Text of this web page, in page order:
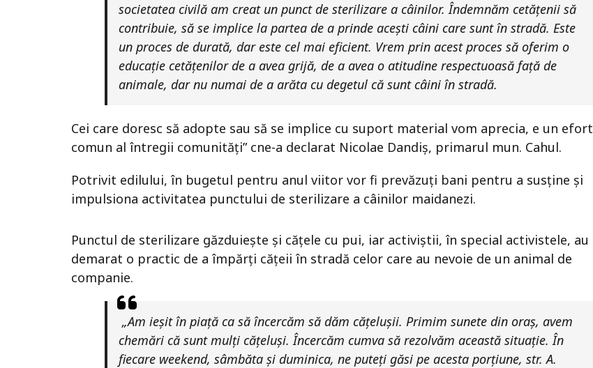
societatea civilă am creat un punct de sterilizare a câinilor. Îndemnăm cetățenii să
contribuie, să se implice la partea de a prinde acești câini care sunt în stradă. Este
un proces de durată, dar este cel mai eficient. Vrem prin acest proces să oferim o
educație cetățenilor de a avea grijă, de a avea o atitudine respectuoasă față de
animale, dar nu numai de a arăta cu degetul că sunt câini în stradă.
Cei care doresc să adopte sau să se implice cu suport material vom aprecia, e un efort
comun al întregii comunități” cne-a declarat Nicolae Dandiș, primarul mun. Cahul.
Potrivit edilului, în bugetul pentru anul viitor vor fi prevăzuți bani pentru a susține și
impulsiona activitatea punctului de sterilizare a câinilor maidanezi.
Punctul de sterilizare găzduiește și cățele cu pui, iar activiștii, în special activistele, au
demarat o practic de a împărți cățeii în stradă celor care au nevoie de un animal de
companie.
„Am ieșit în piață ca să încercăm să dăm cățelușii. Primim sunete din oraș, avem
chemări că sunt mulți cățeluși. Încercăm cumva să rezolvăm această situație. În
fiecare weekend, sâmbăta și duminica, ne puteți găsi pe acesta porțiune, str. A.